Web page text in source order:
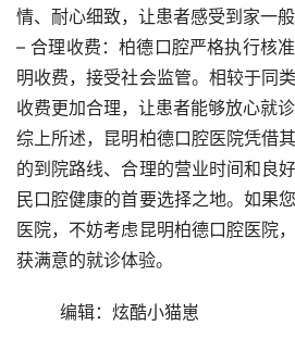
情、耐心细致，让患者感受到家一般
– 合理收费：柏德口腔严格执行核
明收费，接受社会监管。相较于同
收费更加合理，让患者能够放心就诊
综上所述，昆明柏德口腔医院凭借
的到院路线、合理的营业时间和良
民口腔健康的首要选择之地。如果
医院，不妨考虑昆明柏德口腔医院
获满意的就诊体验。
	编辑：炫酷小猫崽